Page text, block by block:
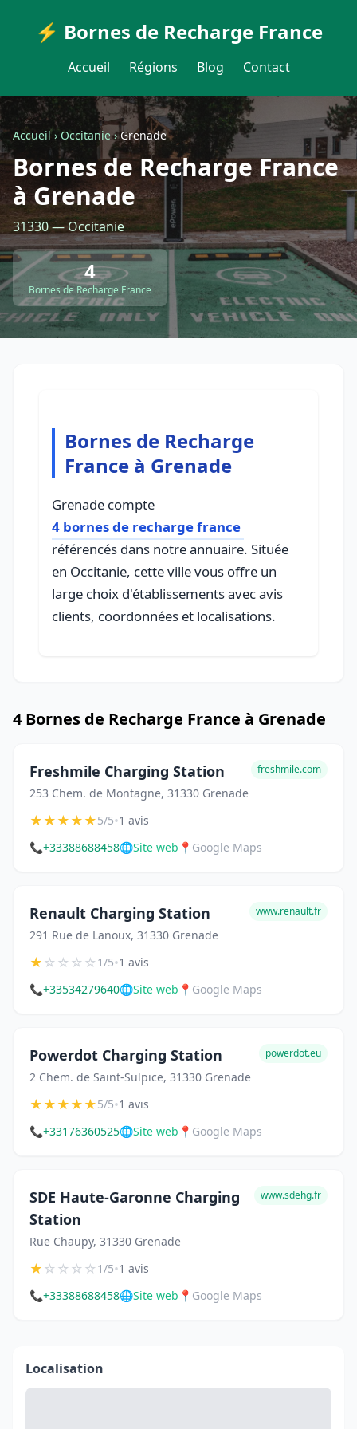
⚡ Bornes de Recharge France
Accueil Régions Blog Contact
Accueil›Occitanie›Grenade
Bornes de Recharge France
à Grenade
31330 — Occitanie
4
Bornes de Recharge France
Bornes de Recharge
France à Grenade
Grenade compte
4 bornes de recharge france
référencés dans notre annuaire. Située
en Occitanie, cette ville vous offre un
large choix d'établissements avec avis
clients, coordonnées et localisations.
4 Bornes de Recharge France à Grenade
Freshmile Charging Station
253 Chem. de Montagne, 31330 Grenade
freshmile.com
★★★★★5/5•1 avis
📞+33388688458🌐Site web 📍 Google Maps
Renault Charging Station
291 Rue de Lanoux, 31330 Grenade
www.renault.fr
★☆☆☆☆1/5•1 avis
📞+33534279640🌐Site web 📍 Google Maps
Powerdot Charging Station
2 Chem. de Saint-Sulpice, 31330 Grenade
powerdot.eu
★★★★★5/5•1 avis
📞+33176360525🌐Site web 📍 Google Maps
SDE Haute-Garonne Charging
Station
Rue Chaupy, 31330 Grenade
www.sdehg.fr
★☆☆☆☆1/5•1 avis
📞+33388688458🌐Site web 📍 Google Maps
Localisation